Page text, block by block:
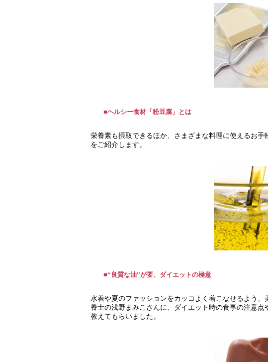
■ヘルシー食材「粉豆腐」とは
栄養素も摂取できるほか、さまざまな料理に使えるお手
をご紹介します。
■“良質な油”が要、ダイエットの極意
水着や夏のファッションをカッコよく着こなせるよう
養士の浅野まみこさんに、ダイエット時の食事の注意
教えてもらいました。